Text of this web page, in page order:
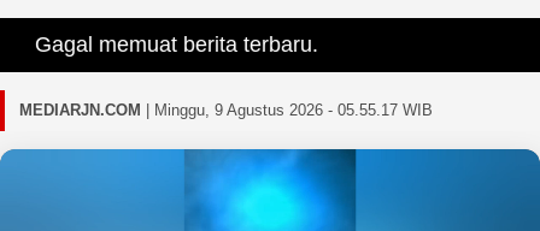
Gagal memuat berita terbaru.
MEDIARJN.COM Minggu, 9 Agustus 2026 - 05.55.18 WIB